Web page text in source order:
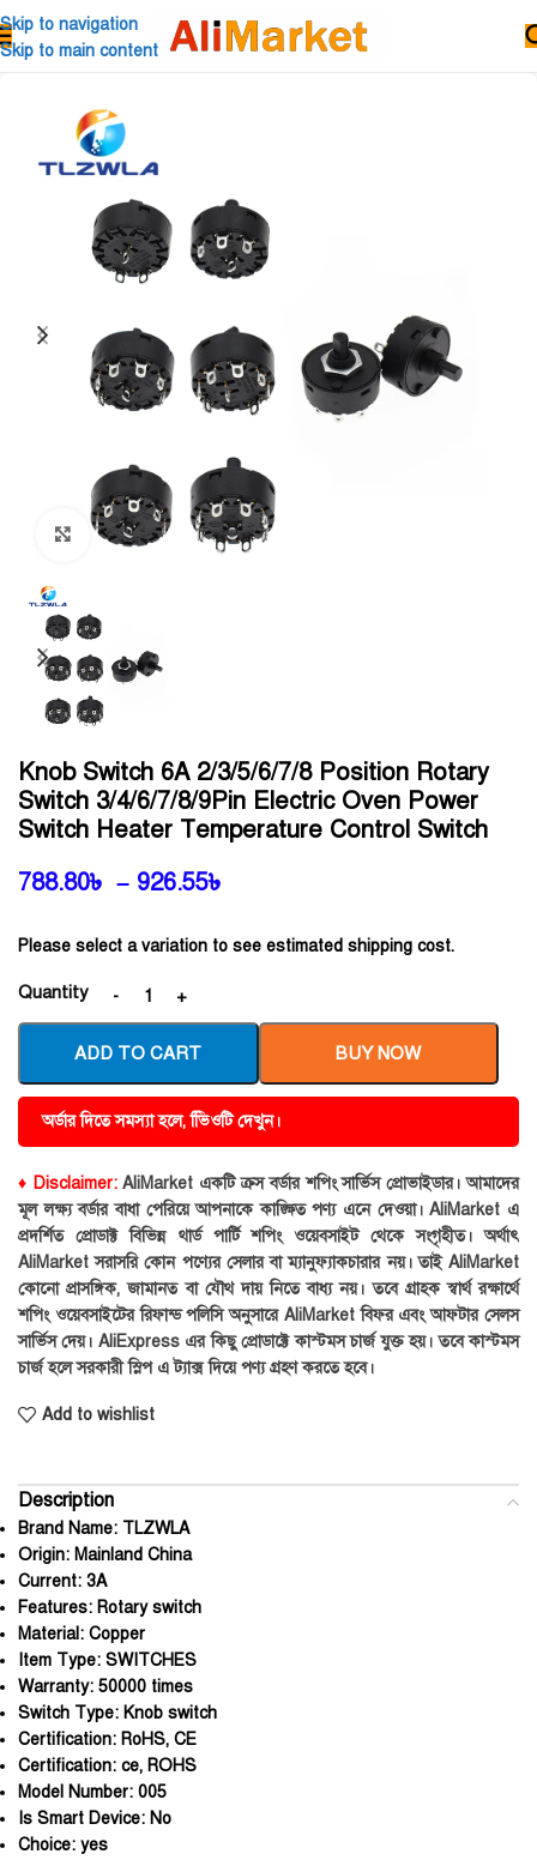
Skip to navigation
Skip to main content
Click to enlarge
Knob Switch 6A 2/3/5/6/7/8 Position Rotary
Switch 3/4/6/7/8/9Pin Electric Oven Power
Switch Heater Temperature Control Switch
788.80৳ – 926.55৳
Please select a variation to see estimated shipping cost.
Quantity
ADD TO CART BUY NOW
অর্ডার দিতে সমস্যা হলে, ভিিওটি দেখুন।
♦ Disclaimer:AliMarket একটি ক্রস বর্ডার শপিং সার্ভিস প্রোভাইডার। আমাদের
মূল লক্ষ্য বর্ডার বাধা পেরিয়ে আপনাকে কাঙ্ক্ষিত পণ্য এনে দেওয়া। AliMarket এ
প্রদর্শিত প্রোডাক্ট বিভিন্ন থার্ড পার্টি শপিং ওয়েবসাইট থেকে সংগৃহীত। অর্থাৎ
AliMarket সরাসরি কোন পণ্যের সেলার বা ম্যানুফ্যাকচারার নয়। তাই AliMarket
কোনো প্রাসঙ্গিক, জামানত বা যৌথ দায় নিতে বাধ্য নয়। তবে গ্রাহক স্বার্থ রক্ষার্থে
শপিং ওয়েবসাইটের রিফান্ড পলিসি অনুসারে AliMarket বিফর এবং আফটার সেলস
সার্ভিস দেয়। AliExpress এর কিছু প্রোডাক্টে কাস্টমস চার্জ যুক্ত হয়। তবে কাস্টমস
চার্জ হলে সরকারী স্লিপ এ ট্যাক্স দিয়ে পণ্য গ্রহণ করতে হবে।
Add to wishlist
Description
Brand Name: TLZWLA
Origin: Mainland China
Current: 3A
Features: Rotary switch
Material: Copper
Item Type: SWITCHES
Warranty: 50000 times
Switch Type: Knob switch
Certification: RoHS, CE
Certification: ce, ROHS
Model Number: 005
Is Smart Device: No
Choice: yes